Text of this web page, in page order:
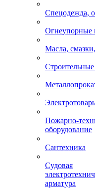
Спецодежда,
Огнеупорные
Масла,
Пожарно-
оборудование
Сантехника
Судовая
арматура